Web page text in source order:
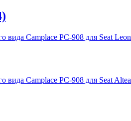
вида Camplace РС-908 для Seat Leon
вида Camplace РС-908 для Seat Altea